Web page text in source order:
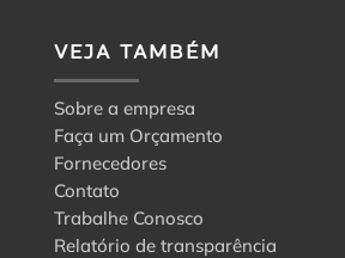
VEJA TAMBÉM
Sobre a empresa
Faça um Orçamento
Fornecedores
Contato
Trabalhe Conosco
Relatório de transparência